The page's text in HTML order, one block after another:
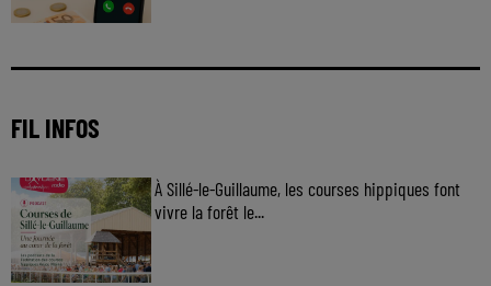
FIL INFOS
À Sillé-le-Guillaume, les courses hippiques font
vivre la forêt le...